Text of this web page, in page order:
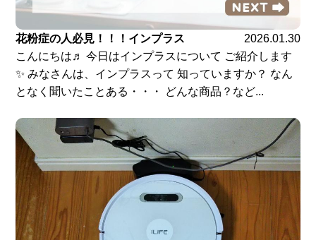
花粉症の人必見！！！インプラス
2026.01.30
こんにちは♬ 今日はインプラスについて ご紹介します
✨ みなさんは、インプラスって 知っていますか？ なん
となく聞いたことある・・・ どんな商品？など...